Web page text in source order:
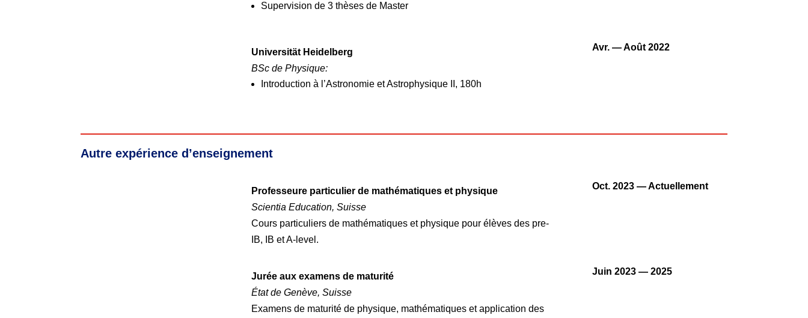
Supervision de 3 thèses de Master
Universität Heidelberg
BSc de Physique:
Introduction à l’Astronomie et Astrophysique II, 180h
Avr. — Août 2022
Autre expérience d’enseignement
Professeure particulier de mathématiques et physique
Scientia Education, Suisse
Cours particuliers de mathématiques et physique pour élèves des pre-
IB, IB et A-level.
Oct. 2023 — Actuellement
Jurée aux examens de maturité
État de Genève, Suisse
Examens de maturité de physique, mathématiques et application des
Juin 2023 — 2025